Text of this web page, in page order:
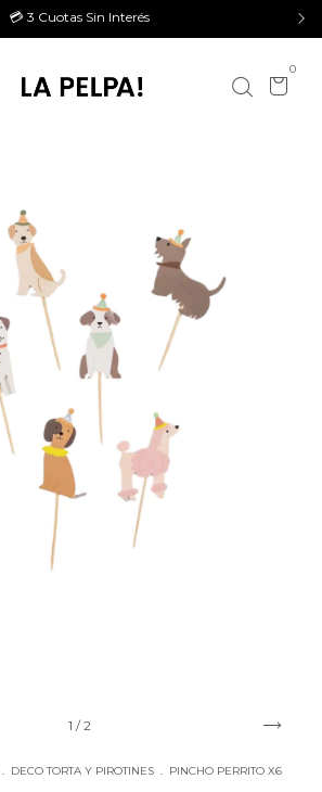
💳 3 Cuotas Sin Interés
0
1 /2
. DECO TORTA Y PIROTINES . PINCHO PERRITO X6